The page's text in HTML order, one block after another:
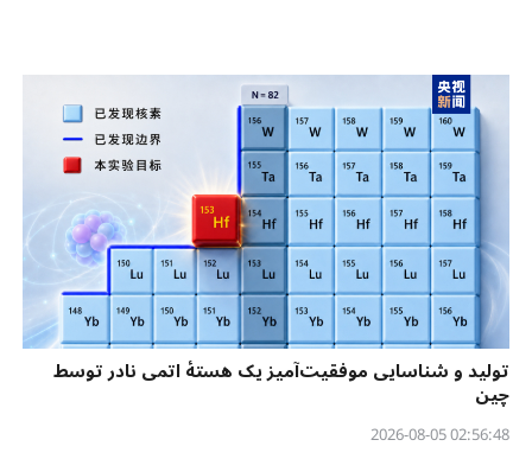
تولید و شناسایی موفقیت‌آمیز یک هستهٔ اتمی نادر توسط
چین
02:56:48 2026-08-05